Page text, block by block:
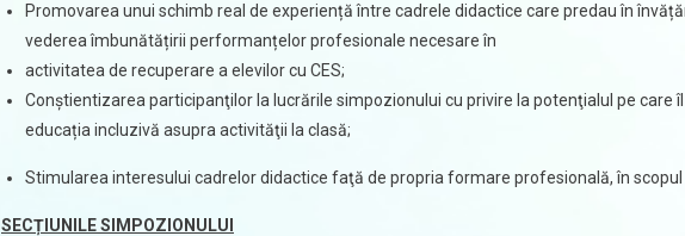
Promovarea unui schimb real de experiență între cadrele didactice care predau în
vederea îmbunătățirii performanțelor profesionale necesare în
activitatea de recuperare a elevilor cu CES;
Conştientizarea participanţilor la lucrările simpozionului cu privire la potenţialul pe
educația incluzivă asupra activităţii la clasă;
Stimularea interesului cadrelor didactice faţă de propria formare profesională, în
SECȚIUNILE SIMPOZIONULUI